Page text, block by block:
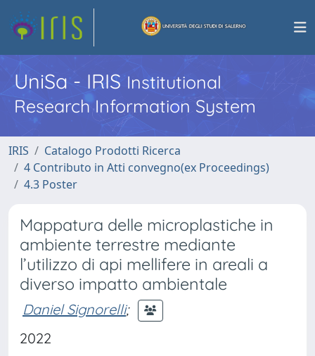
UniSa - IRISInstitutional
Research Information System
IRIS
Catalogo Prodotti Ricerca
4 Contributo in Atti convegno(ex Proceedings)
4.3 Poster
Mappatura delle microplastiche in
ambiente terrestre mediante
l’utilizzo di api mellifere in areali a
diverso impatto ambientale
Daniel Signorelli;
2022